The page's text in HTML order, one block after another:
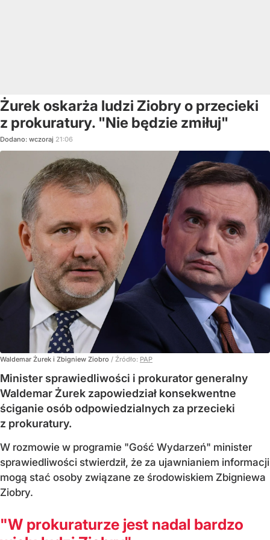
Żurek oskarża ludzi Ziobry o przecieki
z prokuratury. "Nie będzie zmiłuj"
Dodano: wczoraj 21:06
Waldemar Żurek i Zbigniew Ziobro / Źródło: PAP
Minister sprawiedliwości i prokurator generalny
Waldemar Żurek zapowiedział konsekwentne
ściganie osób odpowiedzialnych za przecieki
z prokuratury.
W rozmowie w programie "Gość Wydarzeń" minister
sprawiedliwości stwierdził, że za ujawnianiem informacji
mogą stać osoby związane ze środowiskiem Zbigniewa
Ziobry.
"W prokuraturze jest nadal bardzo